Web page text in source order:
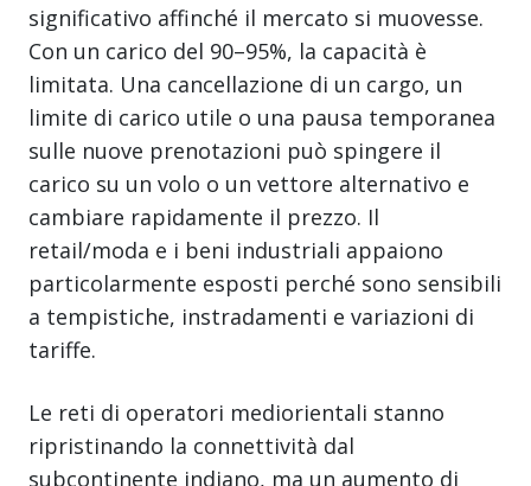
significativo affinché il mercato si muovesse.
Con un carico del 90–95%, la capacità è
limitata. Una cancellazione di un cargo, un
limite di carico utile o una pausa temporanea
sulle nuove prenotazioni può spingere il
carico su un volo o un vettore alternativo e
cambiare rapidamente il prezzo. Il
retail/moda e i beni industriali appaiono
particolarmente esposti perché sono sensibili
a tempistiche, instradamenti e variazioni di
tariffe.
Le reti di operatori mediorientali stanno
ripristinando la connettività dal
subcontinente indiano, ma un aumento di